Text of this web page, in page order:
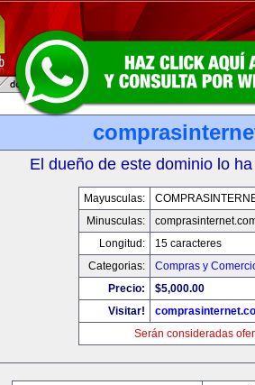
El dueño de este dominio lo
Mayusculas:
Minusculas:
Longitud:
15 caracteres
Categorias:
Compras y
Precio:
$5,000.00
Visitar!
Serán consideradas